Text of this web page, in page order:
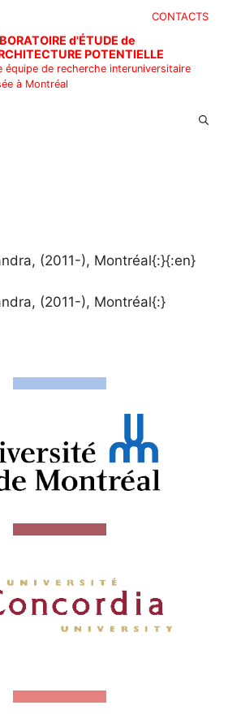
CONTACTS
d'ÉTUDE de
POTENTIELLE
équipe de recherche interuniversitaire
à Montréal
(2011-), Montréal{:}{:en}
(2011-), Montréal{:}